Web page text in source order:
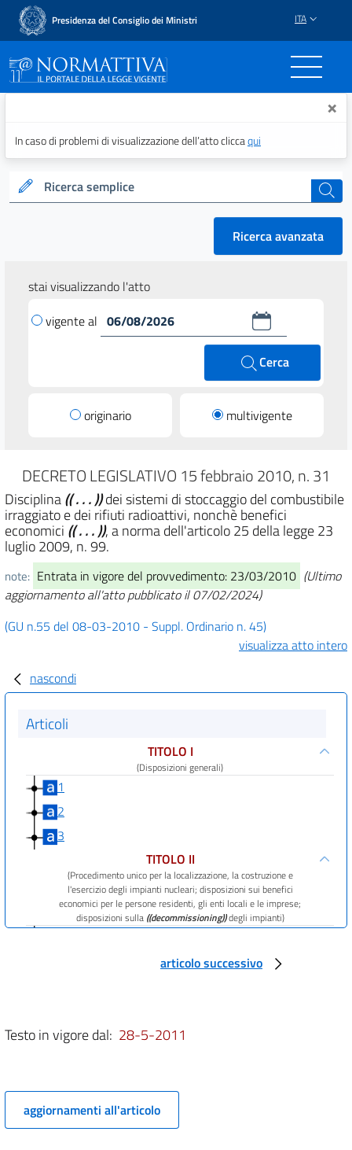
Presidenza del Consiglio dei Ministri ITA
Normattiva - Il portale ×
In caso di problemi di visualizzazione dell’atto cliccaqui
Ricerca semplice cerca
Ricerca avanzata
stai visualizzando l'atto
vigente al
Cerca
originario multivigente
DECRETO LEGISLATIVO 15 febbraio 2010, n. 31
Disciplina(( . . . ))dei sistemi di stoccaggio del combustibile
irraggiato e dei rifiuti radioattivi, nonchè benefici
economici (( . . . )), a norma dell'articolo 25 della legge 23
luglio 2009, n. 99.
note: Entrata in vigore del provvedimento: 23/03/2010 (Ultimo
aggiornamento all'atto pubblicato il 07/02/2024)
(GU n.55 del 08-03-2010 - Suppl. Ordinario n. 45)
visualizza atto intero
nascondi
Articoli
TITOLO I
(Disposizioni generali)
1
2
3
TITOLO II
(Procedimento unico per la localizzazione, la costruzione e
l'esercizio degli impianti nucleari; disposizioni sui benefici
economici per le persone residenti, gli enti locali e le imprese;
disposizioni sulla ((decommissioning))degli impianti)
8
11
12
articolo successivo
Testo in vigore dal: 28-5-2011
aggiornamenti all'articolo